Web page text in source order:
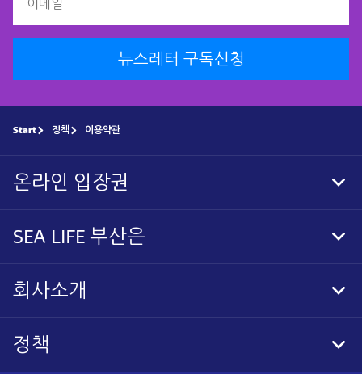
뉴스레터 구독신청
Start 정책 이용약관
온라인 입장권
SEA LIFE 부산은
회사소개
정책